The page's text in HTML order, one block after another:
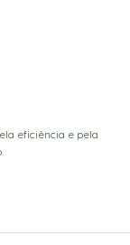
eficiência e pela